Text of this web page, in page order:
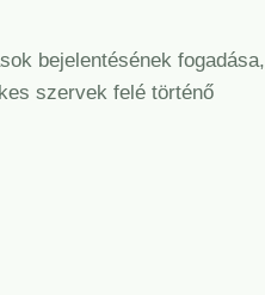
bejelentésének fogadása,
szervek felé történő